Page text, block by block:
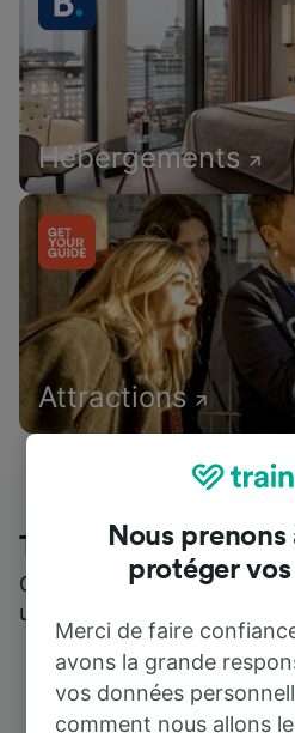
Hébergements
Attractions
Trainline : l'avis de
Qui mieux pour parler de
utilisent ?
Nous
protéger
Merci de faire
avons la grande
vos données
comment nous allons